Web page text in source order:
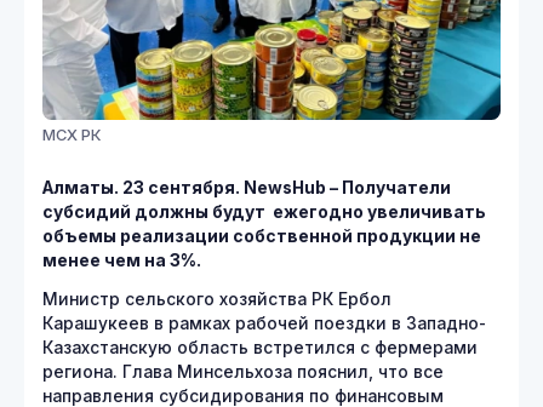
МСХ РК
Алматы. 23 сентября. NewsHub – Получатели
субсидий должны будут ежегодно увеличивать
объемы реализации собственной продукции не
менее чем на 3%.
Министр сельского хозяйства РК Ербол
Карашукеев в рамках рабочей поездки в Западно-
Казахстанскую область встретился с фермерами
региона. Глава Минсельхоза пояснил, что все
направления субсидирования по финансовым